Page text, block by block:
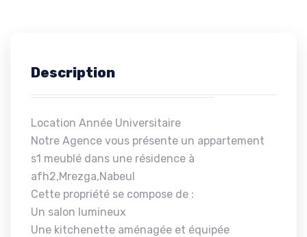
Description
Location Année Universitaire
Notre Agence vous présente un appartement
s1 meublé dans une résidence à
afh2,Mrezga,Nabeul
Cette propriété se compose de :
Un salon lumineux
Une kitchenette aménagée et équipée